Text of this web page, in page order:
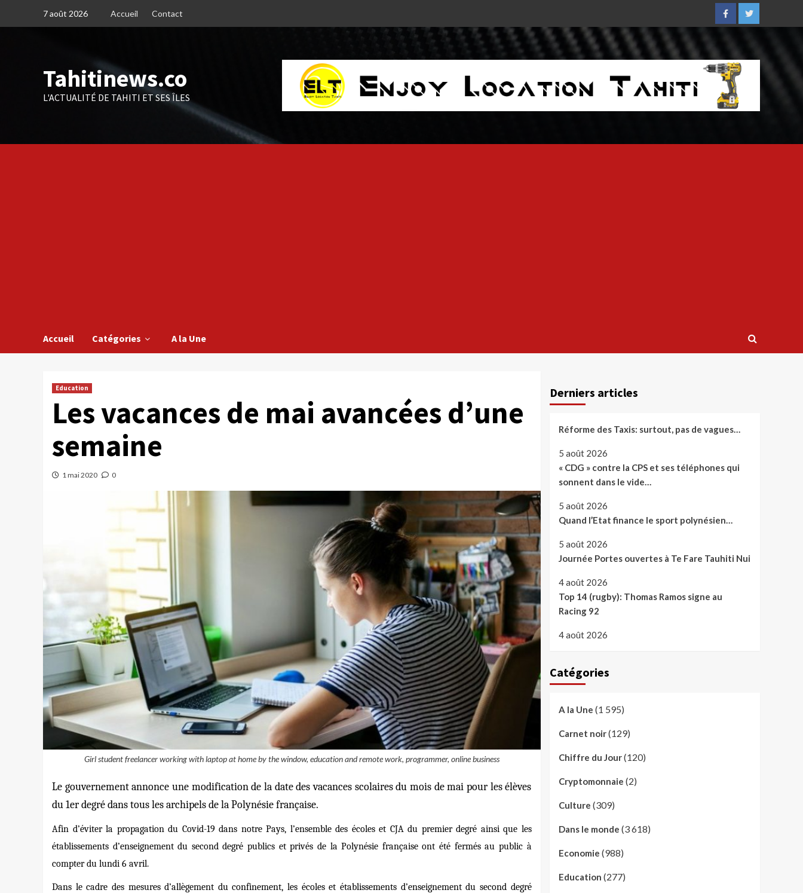
7 août 2026 Accueil Contact
FacebookTwitter
Tahitinews.co
L'ACTUALITÉ DE TAHITI ET SES ÎLES
Accueil Catégories A la Une
Education
Les vacances de mai avancées d’une
semaine
1 mai 2020 0
Girl student freelancer working with laptop at home by the window, education and remote work, programmer, online business
Le gouvernement annonce une modification de la date des vacances scolaires du mois de mai pour les élèves
du 1er degré dans tous les archipels de la Polynésie française.
Afin d’éviter la propagation du Covid-19 dans notre Pays, l’ensemble des écoles et CJA du premier degré ainsi que les
établissements d’enseignement du second degré publics et privés de la Polynésie française ont été fermés au public à
compter du lundi 6 avril.
Dans le cadre des mesures d’allègement du confinement, les écoles et établissements d’enseignement du second degré
Derniers articles
Réforme des Taxis: surtout, pas de vagues…
5 août 2026
« CDG » contre la CPS et ses téléphones qui
sonnent dans le vide…
5 août 2026
Quand l’Etat finance le sport polynésien…
5 août 2026
Journée Portes ouvertes à Te Fare Tauhiti Nui
4 août 2026
Top 14 (rugby): Thomas Ramos signe au
Racing 92
4 août 2026
Catégories
A la Une (1 595)
Carnet noir(129)
Chiffre du Jour(120)
Cryptomonnaie (2)
Culture (309)
Dans le monde (3 618)
Economie (988)
Education (277)